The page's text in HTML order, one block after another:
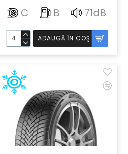
C B 71dB
ADAUGĂ ÎN COŞ